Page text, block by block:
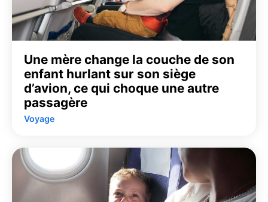
Une mère change la couche de son
enfant hurlant sur son siège
d’avion, ce qui choque une autre
passagère
Voyage